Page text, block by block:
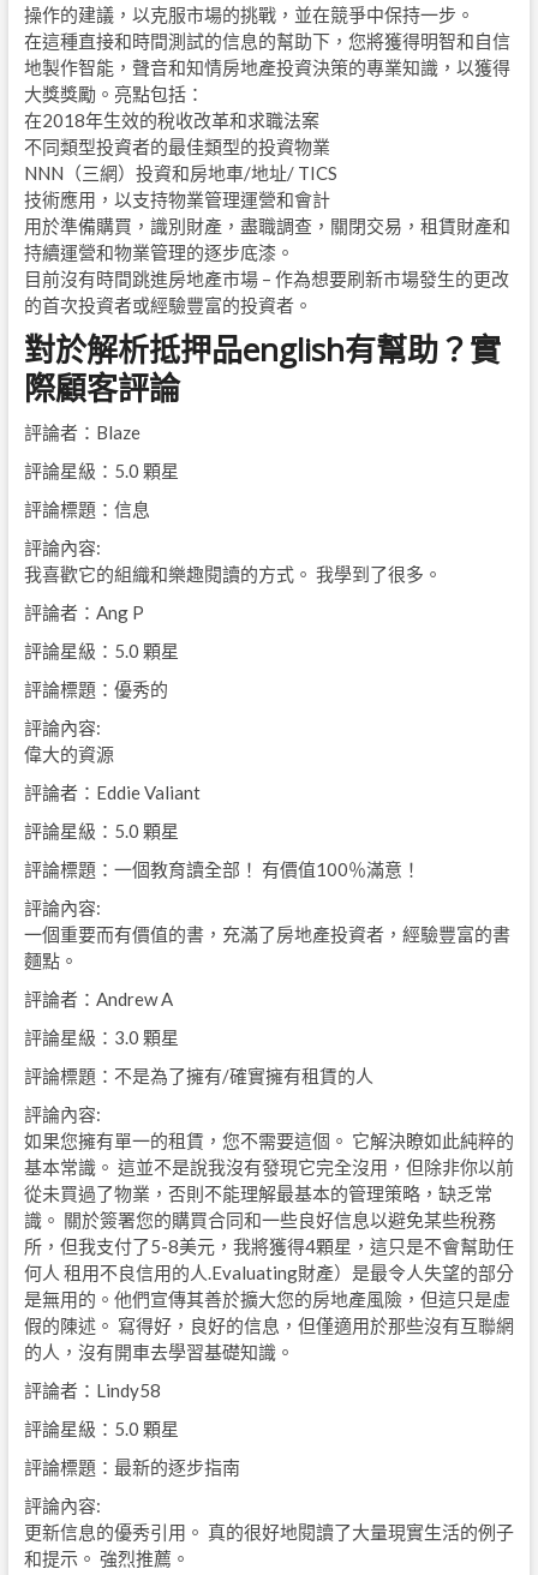
操作的建議，以克服市場的挑戰，並在競爭中保持一步。
在這種直接和時間測試的信息的幫助下，您將獲得明智和自信
地製作智能，聲音和知情房地產投資決策的專業知識，以獲得
大獎獎勵。亮點包括：
在2018年生效的稅收改革和求職法案
不同類型投資者的最佳類型的投資物業
NNN（三網）投資和房地車/地址/ TICS
技術應用，以支持物業管理運營和會計
用於準備購買，識別財產，盡職調查，關閉交易，租賃財產和
持續運營和物業管理的逐步底漆。
目前沒有時間跳進房地產市場 – 作為想要刷新市場發生的更改
的首次投資者或經驗豐富的投資者。
對於解析抵押品english有幫助？實
際顧客評論
評論者：Blaze
評論星級：5.0 顆星
評論標題：信息
評論內容:
我喜歡它的組織和樂趣閱讀的方式。 我學到了很多。
評論者：Ang P
評論星級：5.0 顆星
評論標題：優秀的
評論內容:
偉大的資源
評論者：Eddie Valiant
評論星級：5.0 顆星
評論標題：一個教育讀全部！ 有價值100％滿意！
評論內容:
一個重要而有價值的書，充滿了房地產投資者，經驗豐富的書
麵點。
評論者：Andrew A
評論星級：3.0 顆星
評論標題：不是為了擁有/確實擁有租賃的人
評論內容:
如果您擁有單一的租賃，您不需要這個。 它解決瞭如此純粹的
基本常識。 這並不是說我沒有發現它完全沒用，但除非你以前
從未買過了物業，否則不能理解最基本的管理策略，缺乏常
識。 關於簽署您的購買合同和一些良好信息以避免某些稅務
所，但我支付了5-8美元，我將獲得4顆星，這只是不會幫助任
何人 租用不良信用的人.Evaluating財產）是最令人失望的部分
是無用的。他們宣傳其善於擴大您的房地產風險，但這只是虛
假的陳述。 寫得好，良好的信息，但僅適用於那些沒有互聯網
的人，沒有開車去學習基礎知識。
評論者：Lindy58
評論星級：5.0 顆星
評論標題：最新的逐步指南
評論內容:
更新信息的優秀引用。 真的很好地閱讀了大量現實生活的例子
和提示。 強烈推薦。